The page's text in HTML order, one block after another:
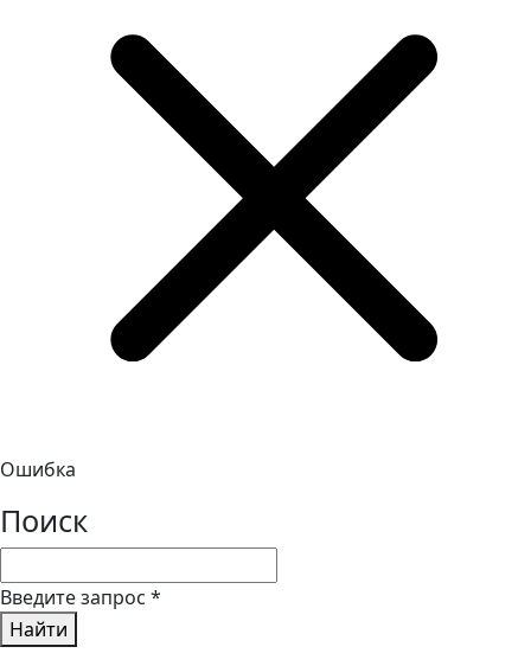
Ошибка
Поиск
Введите запрос *
Найти